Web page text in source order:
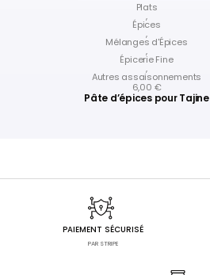
Plats
,
Épices
,
Mélanges d'Épices
,
Épicerie Fine
,
Autres assaisonnements
6,00 €
Pâte d’épices pour Tajine
PAIEMENT SÉCURISÉ
PAR STRIPE